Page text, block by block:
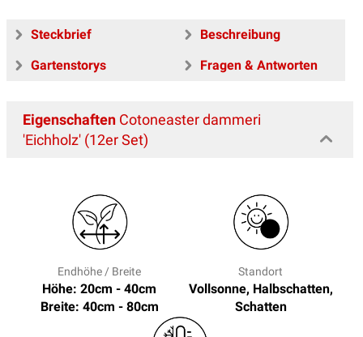
Steckbrief
Beschreibung
Gartenstorys
Fragen & Antworten
Eigenschaften Cotoneaster dammeri
'Eichholz' (12er Set)
Endhöhe / Breite
Höhe: 20cm - 40cm
Breite: 40cm - 80cm
Standort
Vollsonne, Halbschatten,
Schatten